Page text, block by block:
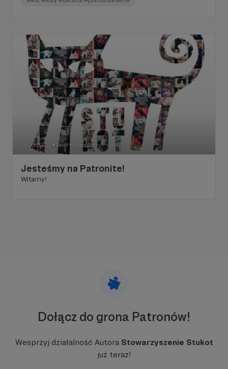
09.03.2022 ● Brak komentarzy
Jesteśmy na Patronite!
Witamy!
Dołącz do grona Patronów!
Wesprzyj działalność Autora Stowarzyszenie Stukot
już teraz!